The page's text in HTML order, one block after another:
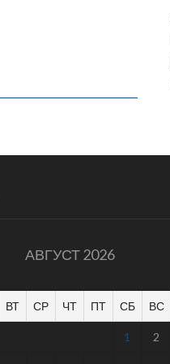
АВГУСТ 2026
ВТ СР ЧТ ПТ СБ ВС
1 2